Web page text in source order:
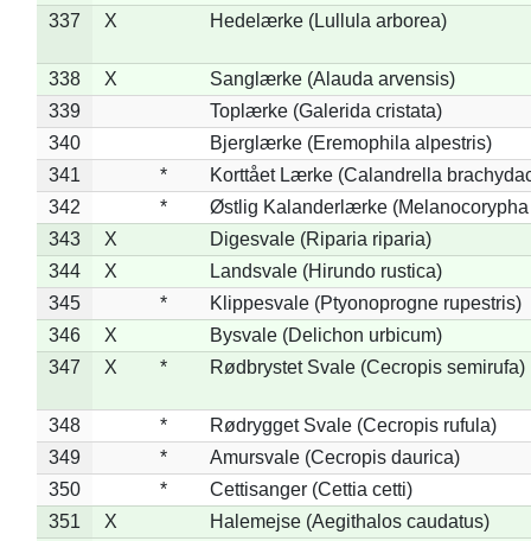
337
X Hedelærke (Lullula arborea)
338 X
Sanglærke (Alauda arvensis)
339
Toplærke (Galerida cristata)
340
Bjerglærke (Eremophila alpestris)
341
*
Korttået Lærke (Calandrella
342
*
Østlig Kalanderlærke (Melanocorypha
343
X
Digesvale (Riparia riparia)
344
X
Landsvale (Hirundo rustica)
345
*
Klippesvale (Ptyonoprogne rupestris)
346
X
Bysvale (Delichon urbicum)
347
X * Rødbrystet Svale (Cecropis semirufa)
348 *
Rødrygget Svale (Cecropis rufula)
349
*
Amursvale (Cecropis daurica)
350
*
Cettisanger (Cettia cetti)
351
X
Halemejse (Aegithalos caudatus)